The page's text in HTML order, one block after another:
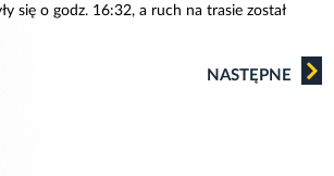
się o godz. 16:32, a ruch na trasie został
NASTĘPNE